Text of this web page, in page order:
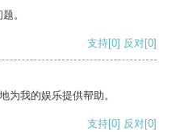
。
支持[0] 反对[0]
为我的娱乐提供帮助。
支持[0] 反对[0]